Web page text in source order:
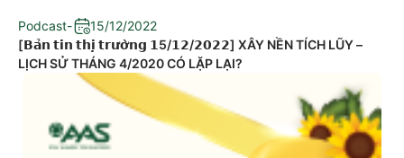
Podcast-
15/12/2022
[𝗕𝗮̉𝗻 𝘁𝗶𝗻 𝘁𝗵𝗶̣ 𝘁𝗿𝘂̛𝗼̛̀𝗻𝗴 𝟭5/𝟭𝟮/𝟮𝟬𝟮𝟮] XÂY NỀN TÍCH LŨY –
LỊCH SỬ THÁNG 4/2020 CÓ LẶP LẠI?